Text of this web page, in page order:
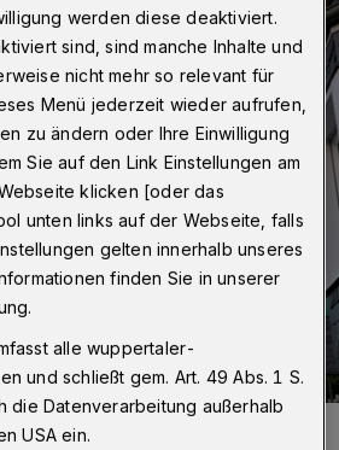
werden diese deaktiviert.
sind, sind manche Inhalte und
nicht mehr so relevant für
Menü jederzeit wieder aufrufen,
zu ändern oder Ihre Einwilligung
Sie auf den Link Einstellungen am
klicken [oder das
unten links auf der Webseite, falls
gelten innerhalb unseres
finden Sie in unserer
alle wuppertaler-
und schließt gem. Art. 49 Abs. 1 S.
die Datenverarbeitung außerhalb
USA ein.